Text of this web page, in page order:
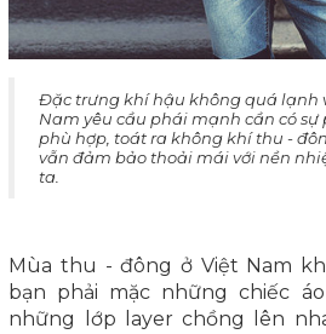
Đặc trưng khí hậu không quá lạnh
Nam yêu cầu phái mạnh cần có
phù hợp, toát ra không khí thu -
vẫn đảm bảo thoải mái với nền
ta.
Mùa thu - đông ở Việt Nam
bạn phải mặc những chiếc
những lớp layer chồng lên